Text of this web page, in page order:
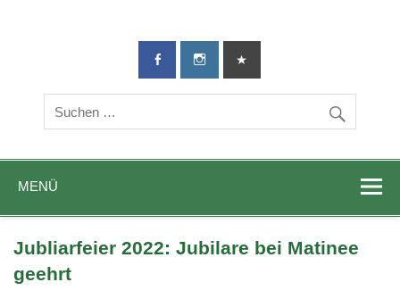
TG-Geislingen
DIE Sportadresse in Geislingen!
MENÜ
Jubliarfeier 2022: Jubilare bei Matinee
geehrt